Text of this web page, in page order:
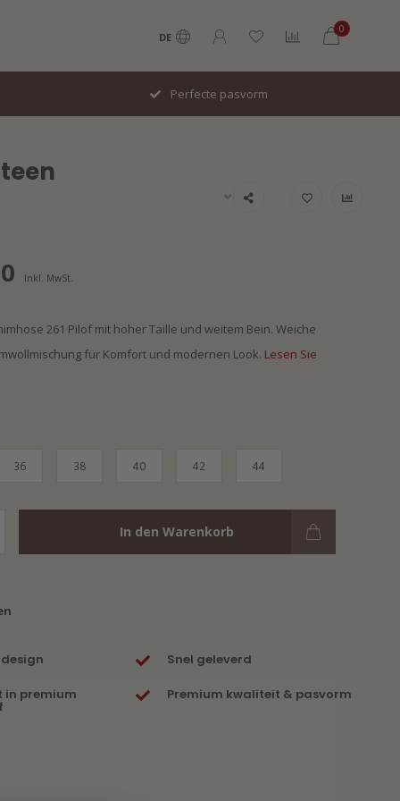
DE
0
Italiaans design
Inkl. MwSt.
261 Pilof mit hoher Taille und weitem Bein. Weiche
für Komfort und modernen Look. Lesen Sie
36 38 40 42 44
In den Warenkorb
Snel geleverd
in premium Premium kwaliteit & pasvorm